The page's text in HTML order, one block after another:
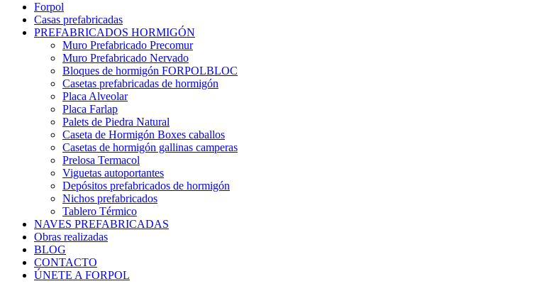
Forpol
Casas prefabricadas
PREFABRICADOS HORMIGÓN
Muro Prefabricado Precomur
Muro Prefabricado Nervado
Bloques de hormigón FORPOLBLOC
Casetas prefabricadas de hormigón
Placa Alveolar
Placa Farlap
Palets de Piedra Natural
Caseta de Hormigón Boxes caballos
Casetas de hormigón gallinas camperas
Prelosa Termacol
Viguetas autoportantes
Depósitos prefabricados de hormigón
Nichos prefabricados
Tablero Térmico
NAVES PREFABRICADAS
Obras realizadas
BLOG
CONTACTO
ÚNETE A FORPOL